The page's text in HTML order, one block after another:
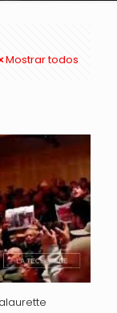
Mostrar todos